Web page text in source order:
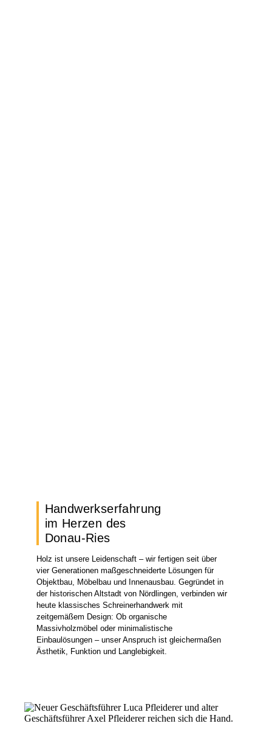
Handwerkserfahrung
im Herzen des
Donau-Ries
Holz ist unsere Leidenschaft – wir fertigen seit über
vier Generationen maßgeschneiderte Lösungen für
Objektbau, Möbelbau und Innenausbau. Gegründet in
der historischen Altstadt von Nördlingen, verbinden wir
heute klassisches Schreinerhandwerk mit
zeitgemäßem Design: Ob organische
Massivholzmöbel oder minimalistische
Einbaulösungen – unser Anspruch ist gleichermaßen
Ästhetik, Funktion und Langlebigkeit.